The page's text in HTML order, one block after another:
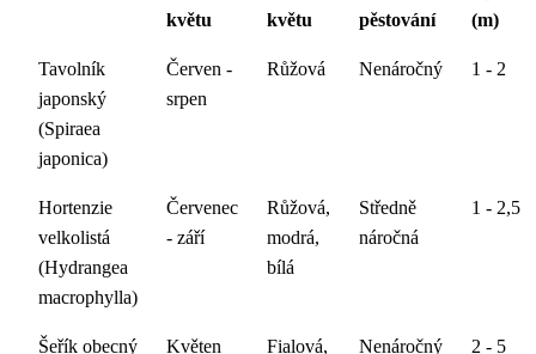
květu
květu
pěstování
(m)
Tavolník
japonský
(Spiraea
japonica)
Červen -
srpen
Růžová Nenáročný 1 - 2
Hortenzie
velkolistá
(Hydrangea
macrophylla)
Červenec
- září
Růžová,
modrá,
bílá
Středně
náročná
1 - 2,5
Šeřík obecný Květen Fialová, Nenáročný 2 - 5